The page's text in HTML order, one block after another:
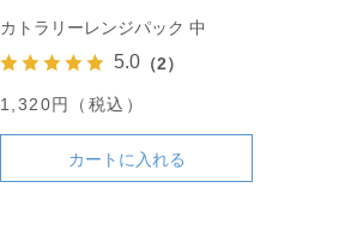
カトラリーレンジパック 中
5.0 （2）
1,320円（税込）
カートに入れる